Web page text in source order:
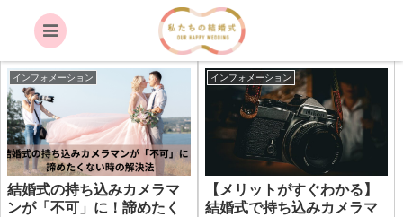
スタッフブログ
インフォメーション
結婚式の持ち込みカメラマ
ンが「不可」に！諦めたく
インフォメーション
【メリットがすぐわかる】
結婚式で持ち込みカメラマ